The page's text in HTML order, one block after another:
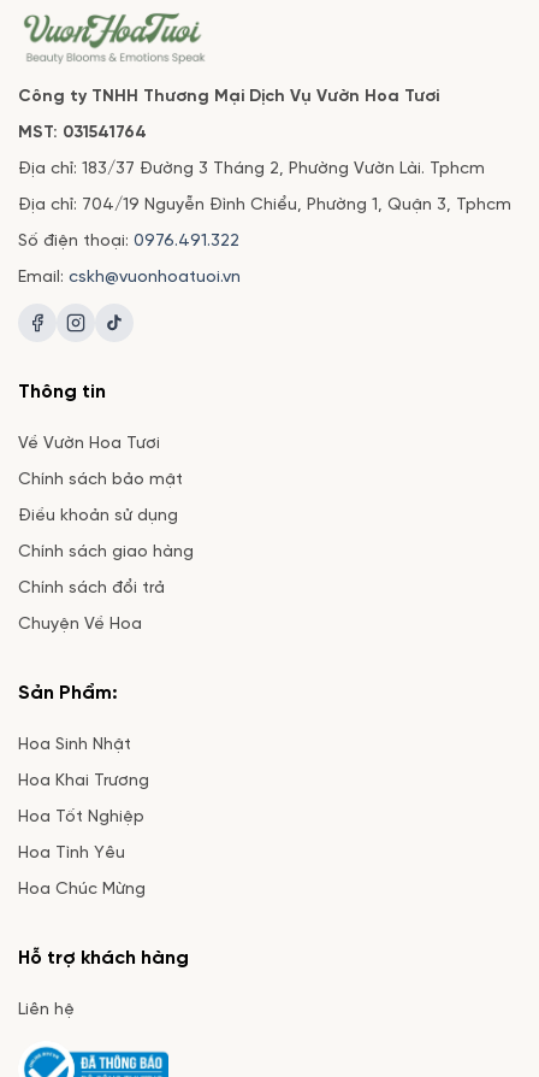
Công ty TNHH Thương Mại Dịch Vụ Vườn Hoa Tươi
MST: 031541764
Địa chỉ: 183/37 Đường 3 Tháng 2, Phường Vườn Lài. Tphcm
Địa chỉ: 704/19 Nguyễn Đình Chiểu, Phường 1, Quận 3, Tphcm
Số điện thoại: 0976.491.322
Email: cskh@vuonhoatuoi.vn
Thông tin
Về Vườn Hoa Tươi
Chính sách bảo mật
Điều khoản sử dụng
Chính sách giao hàng
Chính sách đổi trả
Chuyện Về Hoa
Sản Phẩm:
Hoa Sinh Nhật
Hoa Khai Trương
Hoa Tốt Nghiệp
Hoa Tình Yêu
Hoa Chúc Mừng
Hỗ trợ khách hàng
Liên hệ